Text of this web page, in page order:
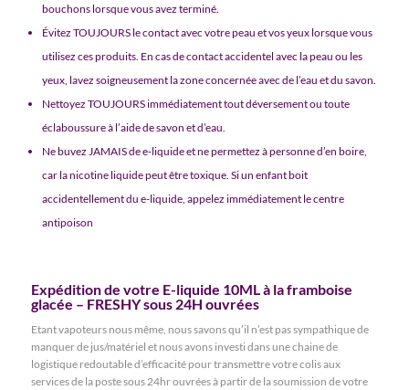
bouchons lorsque vous avez terminé.
Évitez TOUJOURS le contact avec votre peau et vos yeux lorsque vous
utilisez ces produits. En cas de contact accidentel avec la peau ou les
yeux, lavez soigneusement la zone concernée avec de l’eau et du savon.
Nettoyez TOUJOURS immédiatement tout déversement ou toute
éclaboussure à l’aide de savon et d’eau.
Ne buvez JAMAIS de e-liquide et ne permettez à personne d’en boire,
car la nicotine liquide peut être toxique. Si un enfant boit
accidentellement du e-liquide, appelez immédiatement le centre
antipoison
Expédition de votre E-liquide 10ML à la framboise
glacée – FRESHY sous 24H ouvrées
Etant vapoteurs nous même, nous savons qu’il n’est pas sympathique de
manquer de jus/matériel et nous avons investi dans une chaine de
logistique redoutable d’efficacité pour transmettre votre colis aux
services de la poste sous 24hr ouvrées à partir de la soumission de votre